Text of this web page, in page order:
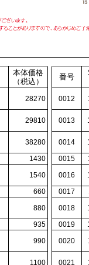
本体価格
（税込）
番号
28270 0012
29810 0013
38280 0014
1430 0015
1540 0016
660 0017
880 0018
935 0019
990 0020
1100 0021